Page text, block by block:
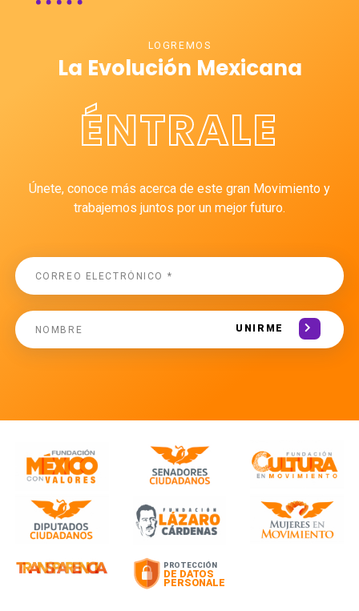
LOGREMOS
La Evolución Mexicana
ÉNTRALE
Únete, conoce más acerca de este gran Movimiento y
trabajemos juntos por un mejor futuro.
UNIRME